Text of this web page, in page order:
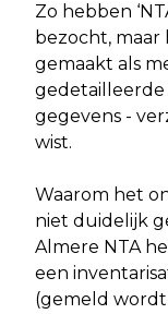
Zo hebben
bezocht,
gemaakt als
gedetailleerde
gegevens -
wist.
Waarom het
niet duidelijk
Almere NTA
een
(gemeld